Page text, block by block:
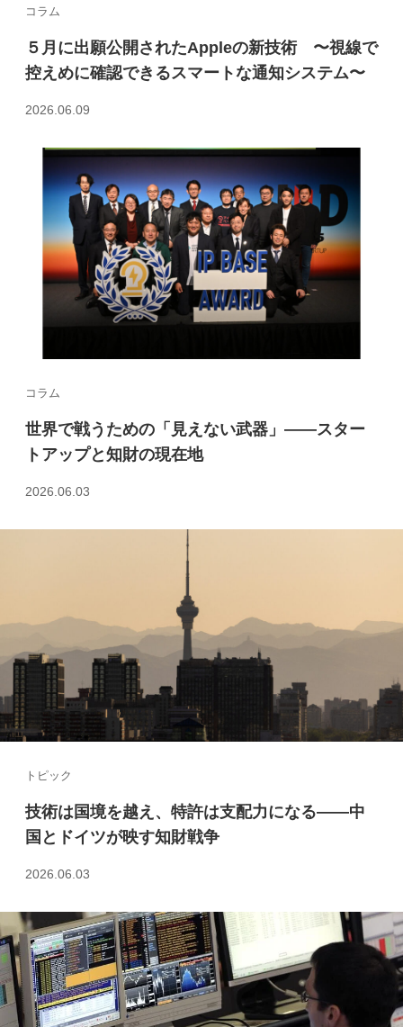
コラム
５月に出願公開されたAppleの新技術 〜視線で
控えめに確認できるスマートな通知システム〜
2026.06.09
コラム
世界で戦うための「見えない武器」――スター
トアップと知財の現在地
2026.06.03
トピック
技術は国境を越え、特許は支配力になる――中
国とドイツが映す知財戦争
2026.06.03